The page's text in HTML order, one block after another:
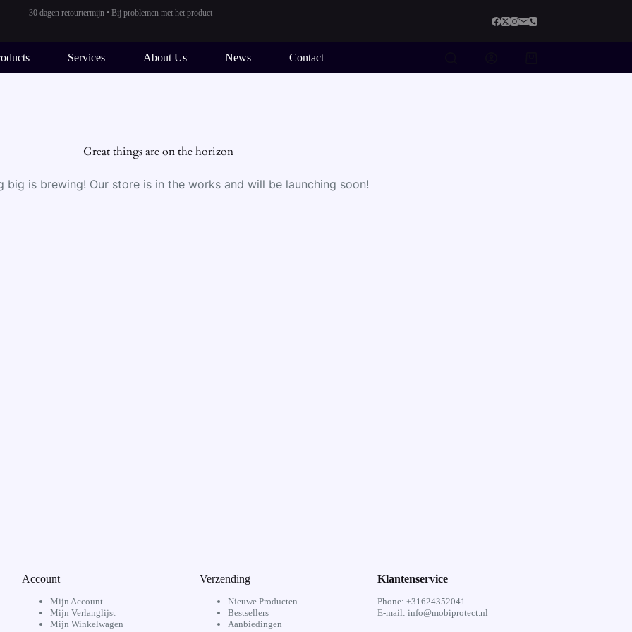
30 dagen retourtermijn • Bij problemen met het product
Services About Us News Contact
cart
Great things are on the horizon
big is brewing! Our store is in the works and will be launching soon!
Account
Mijn Account
Mijn Verlanglijst
Mijn Winkelwagen
Verzending
Nieuwe Producten
Bestsellers
Aanbiedingen
Klantenservice
Phone: +31624352041
E-mail: info@mobiprotect.nl